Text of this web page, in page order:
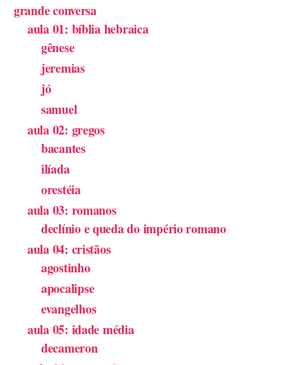
grande conversa
aula 01: bíblia hebraica
gênese
jeremias
jó
samuel
aula 02: gregos
bacantes
ilíada
orestéia
aula 03: romanos
declínio e queda do império romano
aula 04: cristãos
agostinho
apocalipse
evangelhos
aula 05: idade média
decameron